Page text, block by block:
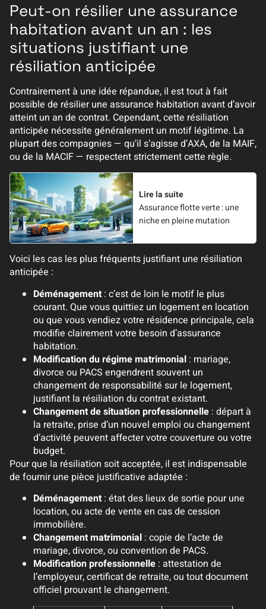
Peut-on résilier une assurance
habitation avant un an : les
situations justifiant une
résiliation anticipée
Contrairement à une idée répandue, il est tout à fait
possible de résilier une assurance habitation avant d’avoir
atteint un an de contrat. Cependant, cette résiliation
anticipée nécessite généralement un motif légitime. La
plupart des compagnies — qu’il s’agisse d’AXA, de la MAIF,
ou de la MACIF — respectent strictement cette règle.
Lire la suite
Assurance flotte verte : une
niche en pleine mutation
Voici les cas les plus fréquents justifiant une résiliation
anticipée :
Déménagement : c’est de loin le motif le plus
courant. Que vous quittiez un logement en location
ou que vous vendiez votre résidence principale, cela
modifie clairement votre besoin d’assurance
habitation.
Modification du régime matrimonial : mariage,
divorce ou PACS engendrent souvent un
changement de responsabilité sur le logement,
justifiant la résiliation du contrat existant.
Changement de situation professionnelle : départ à
la retraite, prise d’un nouvel emploi ou changement
d’activité peuvent affecter votre couverture ou votre
budget.
Pour que la résiliation soit acceptée, il est indispensable
de fournir une pièce justificative adaptée :
Déménagement : état des lieux de sortie pour une
location, ou acte de vente en cas de cession
immobilière.
Changement matrimonial : copie de l’acte de
mariage, divorce, ou convention de PACS.
Modification professionnelle : attestation de
l’employeur, certificat de retraite, ou tout document
officiel prouvant le changement.